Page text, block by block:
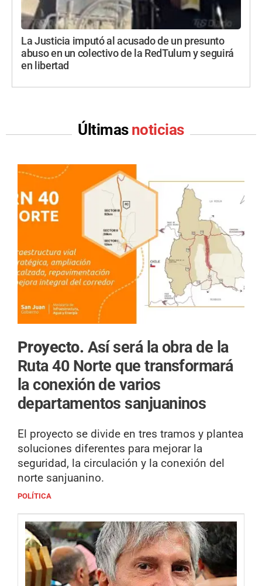
La Justicia imputó al acusado de un presunto
abuso en un colectivo de la RedTulum y seguirá
en libertad
Últimas noticias
Proyecto. Así será la obra de la
Ruta 40 Norte que transformará
la conexión de varios
departamentos sanjuaninos
El proyecto se divide en tres tramos y plantea
soluciones diferentes para mejorar la
seguridad, la circulación y la conexión del
norte sanjuanino.
POLÍTICA